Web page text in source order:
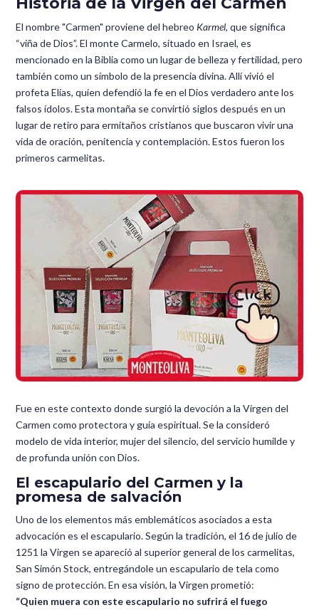
El nombre "Carmen" proviene del hebreo Karmel, que significa
“viña de Dios”. El monte Carmelo, situado en Israel, es
mencionado en la Biblia como un lugar de belleza y fertilidad, pero
también como un símbolo de la presencia divina. Allí vivió el
profeta Elías, quien defendió la fe en el Dios verdadero ante los
falsos ídolos. Esta montaña se convirtió siglos después en un
lugar de retiro para ermitaños cristianos que buscaron vivir una
vida de oración, penitencia y contemplación. Estos fueron los
primeros carmelitas.
Fue en este contexto donde surgió la devoción a la Virgen del
Carmen como protectora y guía espiritual. Se la consideró
modelo de vida interior, mujer del silencio, del servicio humilde y
de profunda unión con Dios.
El escapulario del Carmen y la
promesa de salvación
Uno de los elementos más emblemáticos asociados a esta
advocación es el escapulario. Según la tradición, el 16 de julio de
1251 la Virgen se apareció al superior general de los carmelitas,
San Simón Stock, entregándole un escapulario de tela como
signo de protección. En esa visión, la Virgen prometió:
“Quien muera con este escapulario no sufrirá el fuego